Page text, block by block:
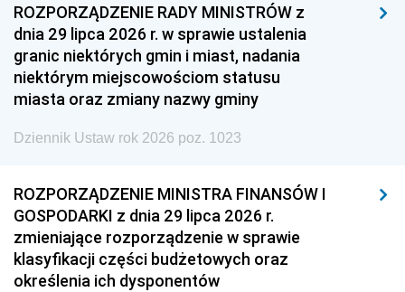
ROZPORZĄDZENIE RADY MINISTRÓW z
dnia 29 lipca 2026 r. w sprawie ustalenia
granic niektórych gmin i miast, nadania
niektórym miejscowościom statusu
miasta oraz zmiany nazwy gminy
Dziennik Ustaw rok 2026 poz. 1023
ROZPORZĄDZENIE MINISTRA FINANSÓW I
GOSPODARKI z dnia 29 lipca 2026 r.
zmieniające rozporządzenie w sprawie
klasyfikacji części budżetowych oraz
określenia ich dysponentów